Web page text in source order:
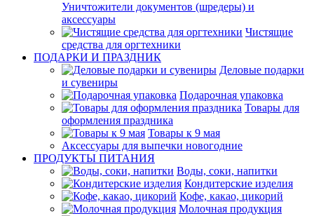
Уничтожители документов (шредеры) и
аксессуары
Чистящие
средства для оргтехники
ПОДАРКИ И ПРАЗДНИК
Деловые подарки
и сувениры
Подарочная упаковка
Товары для
оформления праздника
Товары к 9 мая
Аксессуары для выпечки новогодние
ПРОДУКТЫ ПИТАНИЯ
Воды, соки, напитки
Кондитерские изделия
Кофе, какао, цикорий
Молочная продукция